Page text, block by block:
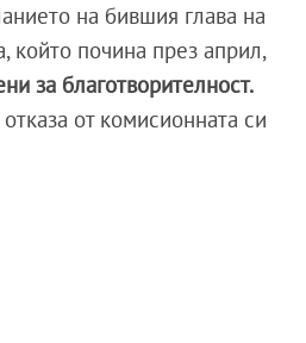
на бившия глава на
който почина през април,
за благотворителност.
от комисионната си